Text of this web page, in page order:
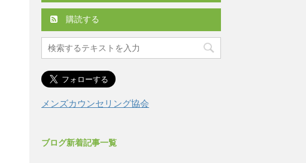
購読する
メンズカウンセリング協会
ブログ新着記事一覧